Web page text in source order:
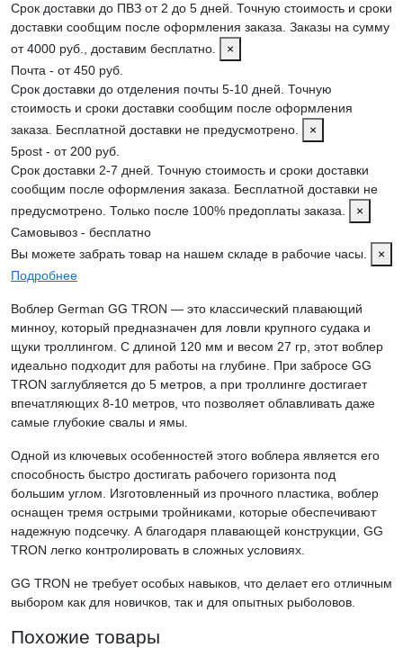
Срок доставки до ПВЗ от 2 до 5 дней. Точную стоимость и сроки
доставки сообщим после оформления заказа. Заказы на сумму
от 4000 руб., доставим бесплатно.
×
Почта - от 450 руб.
Срок доставки до отделения почты 5-10 дней. Точную
стоимость и сроки доставки сообщим после оформления
заказа. Бесплатной доставки не предусмотрено.
×
5post - от 200 руб.
Срок доставки 2-7 дней. Точную стоимость и сроки доставки
сообщим после оформления заказа. Бесплатной доставки не
предусмотрено. Только после 100% предоплаты заказа.
×
Самовывоз - бесплатно
Вы можете забрать товар на нашем складе в рабочие часы.
×
Подробнее
Воблер German GG TRON — это классический плавающий
минноу, который предназначен для ловли крупного судака и
щуки троллингом. С длиной 120 мм и весом 27 гр, этот воблер
идеально подходит для работы на глубине. При забросе GG
TRON заглубляется до 5 метров, а при троллинге достигает
впечатляющих 8-10 метров, что позволяет облавливать даже
самые глубокие свалы и ямы.
Одной из ключевых особенностей этого воблера является его
способность быстро достигать рабочего горизонта под
большим углом. Изготовленный из прочного пластика, воблер
оснащен тремя острыми тройниками, которые обеспечивают
надежную подсечку. А благодаря плавающей конструкции, GG
TRON легко контролировать в сложных условиях.
GG TRON не требует особых навыков, что делает его отличным
выбором как для новичков, так и для опытных рыболовов.
Похожие товары